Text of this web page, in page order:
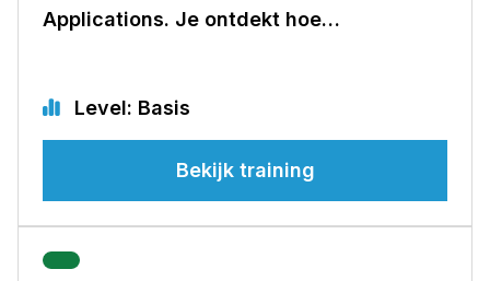
Applications. Je ontdekt hoe…
Level: Basis
Bekijk training